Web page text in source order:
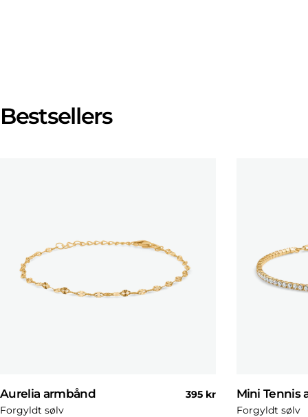
Bestsellers
Aurelia armbånd
Normal
395 kr
Forgyldt sølv
Mini Tennis
Forgyldt sølv